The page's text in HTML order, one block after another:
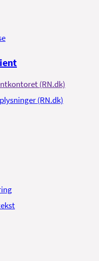
(RN.dk)
(RN.dk)